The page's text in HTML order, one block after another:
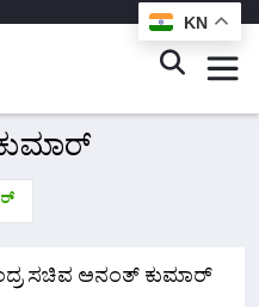
ಸಚಿವ ಅನಂತ್ ಕುಮಾರ್
KN